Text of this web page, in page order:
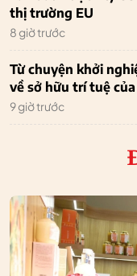
thị trường EU
8 giờ trước
Từ chuyện khởi
về sở hữu trí tuệ của
9 giờ trước